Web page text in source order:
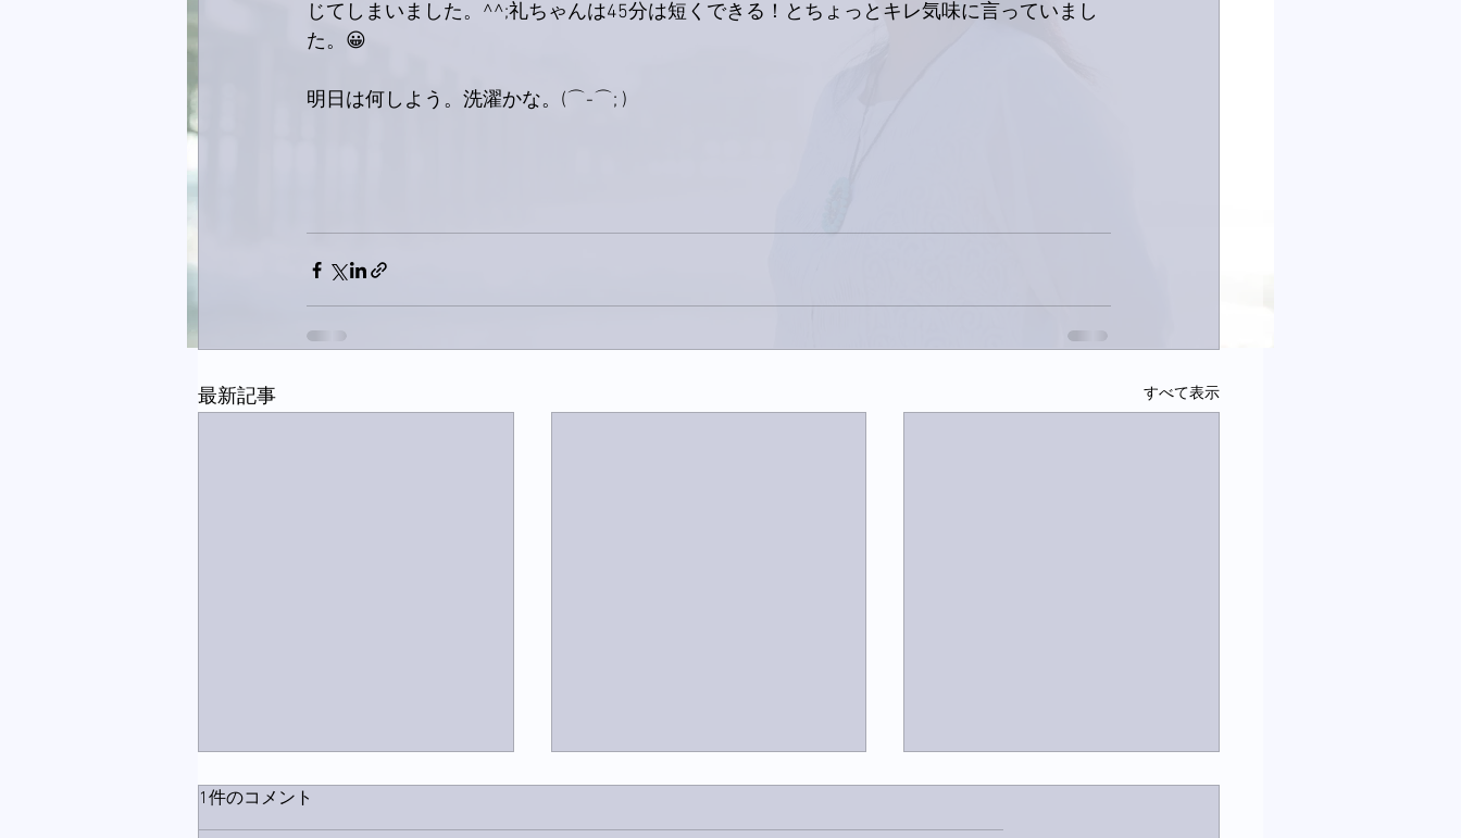
じてしまいました。^^;礼ちゃんは45分は短くできる！とちょっとキレ気味に言っていまし
た。😀
明日は何しよう。洗濯かな。(⌒-⌒; )
最新記事 すべて表示
1件のコメント